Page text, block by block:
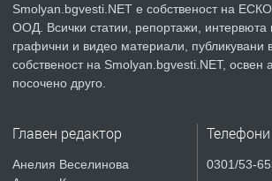
ПРЕДЛАГА КЪЩА В МАРОНЯ
Smolyan.bgvesti.NET е собственост на
ООД. Всички статии, репортажи, интервюта и
графични и видео материали, публикувани
собственост на Smolyan.bgvesti.NET, освен
посочено друго.
Главен редактор
Анелия Веселинова
Телефони
0301/53-